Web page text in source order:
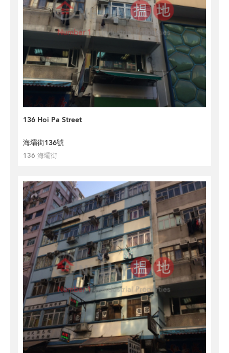
136 Hoi Pa Street
海壩街136號
136 海壩街